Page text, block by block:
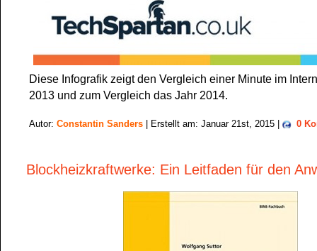
Diese Infografik zeigt den Vergleich einer Minute im
2013 und zum Vergleich das Jahr 2014.
Autor: Constantin Sanders | Erstellt am: Januar 21st, 2015 | 0
Blockheizkraftwerke: Ein Leitfaden für den